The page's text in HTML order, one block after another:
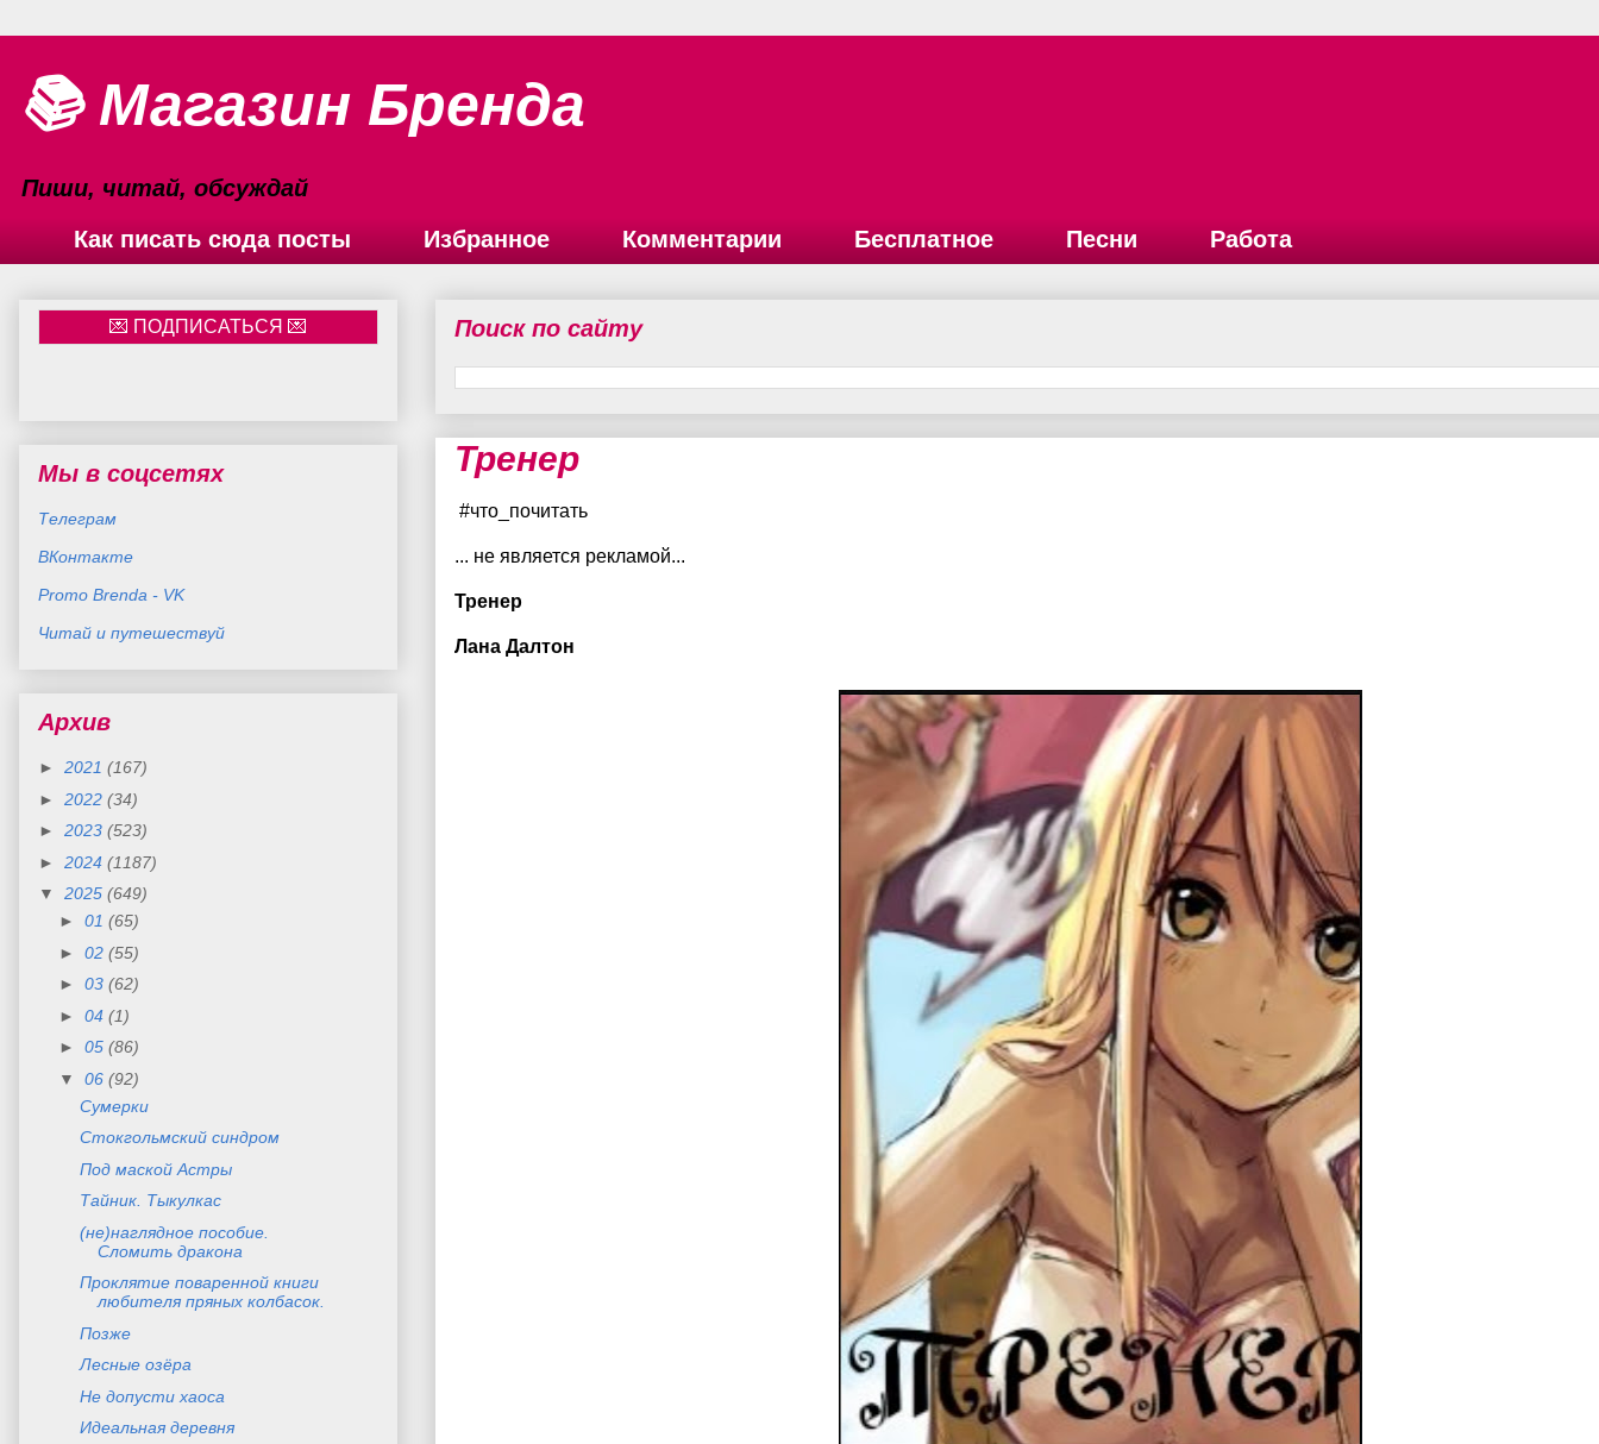
📚 Магазин Бренда
Пиши, читай, обсуждай
Как писать сюда посты
Избранное Комментарии Бесплатное Песни Работа
Поиск по сайту
Тренер
#что_почитать
... не является рекламой...
Тренер
Лана Далтон
Мы в соцсетях
Телеграм
ВКонтакте
Promo Brenda - VK
Читай и путешествуй
Архив
► 2021 (167)
► 2022 (34)
► 2023 (523)
► 2024 (1187)
▼ 2025 (649)
► 01 (65)
► 02 (55)
► 03 (62)
► 04 (1)
► 05 (86)
▼ 06 (92)
Сумерки
Стокгольмский синдром
Под маской Астры
Тайник. Тыкулкас
(не)наглядное пособие.
Сломить дракона
Проклятие поваренной книги
любителя пряных колбасок.
Позже
Лесные озёра
Не допусти хаоса
Идеальная деревня